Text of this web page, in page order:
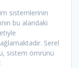
sistemlerinin
bu alandaki
Serel
sistem ömrünü